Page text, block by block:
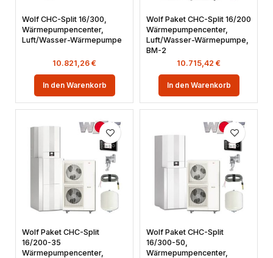
Wolf CHC-Split 16/300,
Wärmepumpencenter,
Luft/Wasser-Wärmepumpe
10.821,26 €
In den Warenkorb
Wolf Paket CHC-Split 16/200
Wärmepumpencenter,
Luft/Wasser-Wärmepumpe,
BM-2
10.715,42 €
In den Warenkorb
Wolf Paket CHC-Split
16/200-35
Wärmepumpencenter,
Wolf Paket CHC-Split
16/300-50,
Wärmepumpencenter,